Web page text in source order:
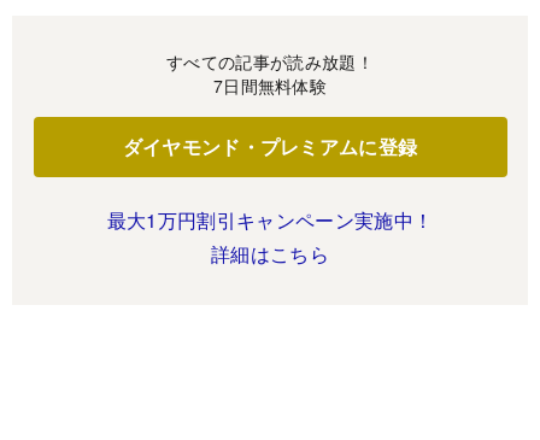
すべての記事が読み放題！
7日間無料体験
ダイヤモンド・プレミアムに登録
最大1万円割引キャンペーン実施中！
詳細はこちら